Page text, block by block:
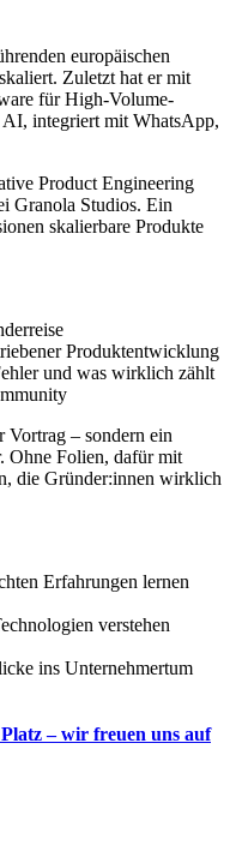
europäischen
Zuletzt hat er mit
für High-Volume-
integriert mit WhatsApp,
Product Engineering
Granola Studios. Ein
skalierbare Produkte
Produktentwicklung
und was wirklich zählt
Vortrag – sondern ein
Ohne Folien, dafür mit
die Gründer:innen wirklich
Erfahrungen lernen
verstehen
ins Unternehmertum
– wir freuen uns auf